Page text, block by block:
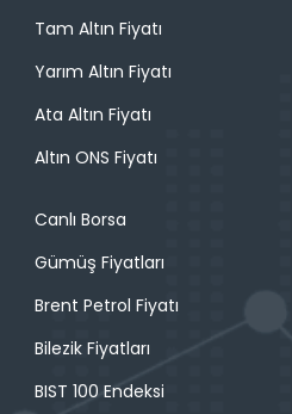
Tam Altın Fiyatı
Yarım Altın Fiyatı
Ata Altın Fiyatı
Altın ONS Fiyatı
Canlı Borsa
Gümüş Fiyatları
Brent Petrol Fiyatı
Bilezik Fiyatları
BIST 100 Endeksi